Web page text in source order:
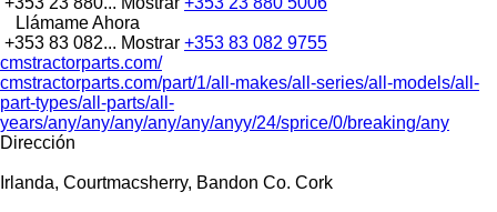
Llámame Ahora
+353 83 082... Mostrar +353 83 082 9755
cmstractorparts.com/
cmstractorparts.com/part/1/all-makes/all-series/all-models/all-
part-types/all-parts/all-
years/any/any/any/any/any/anyy/24/sprice/0/breaking/any
Dirección
Irlanda, Courtmacsherry, Bandon Co. Cork